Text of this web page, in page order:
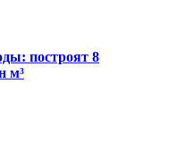
построят 8
м³